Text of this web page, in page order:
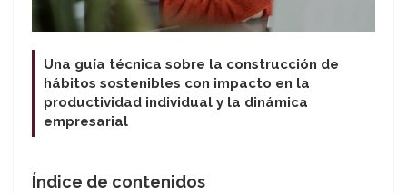
Una guía técnica sobre la construcción de
hábitos sostenibles con impacto en la
productividad individual y la dinámica
empresarial
Índice de contenidos